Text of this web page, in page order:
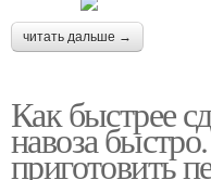
читать дальше →
Как быстрее
навоза
приготовить